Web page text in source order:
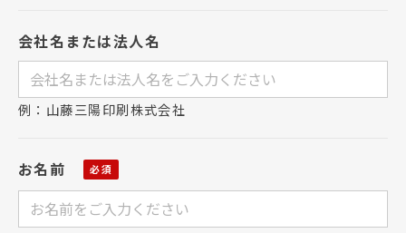
会社名または法人名
例：山藤三陽印刷株式会社
お名前